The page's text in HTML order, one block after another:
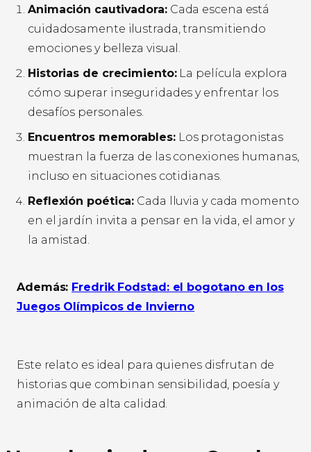
Animación cautivadora:Cada escena está
cuidadosamente ilustrada, transmitiendo
emociones y belleza visual.
Historias de crecimiento:La película explora
cómo superar inseguridades y enfrentar los
desafíos personales.
Encuentros memorables:Los protagonistas
muestran la fuerza de las conexiones humanas,
incluso en situaciones cotidianas.
Reflexión poética: Cada lluvia y cada momento
en el jardín invita a pensar en la vida, el amor y
la amistad.
Además: Fredrik Fodstad: el bogotano en los
Juegos Olímpicos de Invierno
Este relato es ideal para quienes disfrutan de
historias que combinan sensibilidad, poesía y
animación de alta calidad.